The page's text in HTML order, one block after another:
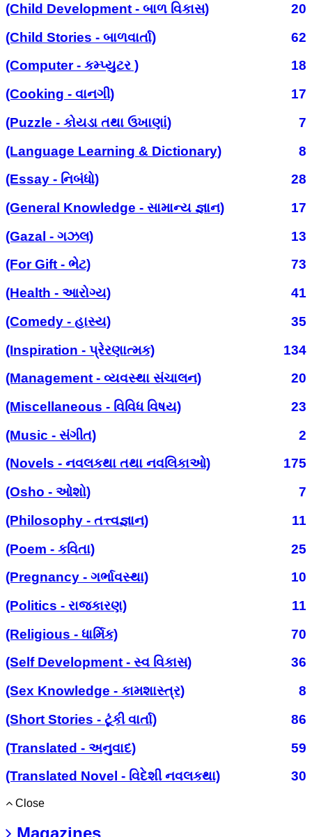
(Child Development - બાળ વિકાસ)
20
(Child Stories - બાળવાર્તા)
62
(Computer - કમ્પ્યુટર )
18
(Cooking - વાનગી)
17
(Puzzle - કોયડા તથા ઉખાણાં)
7
(Language Learning & Dictionary)
8
(Essay - નિબંધો)
28
(General Knowledge - સામાન્ય જ્ઞાન)
17
(Gazal - ગઝલ)
13
(For Gift - ભેટ)
73
(Health - આરોગ્ય)
41
(Comedy - હાસ્ય)
35
(Inspiration - પ્રેરણાત્મક)
134
(Management - વ્યવસ્થા સંચાલન)
20
(Miscellaneous - વિવિધ વિષય)
23
(Music - સંગીત)
2
(Novels - નવલકથા તથા નવલિકાઓ)
175
(Osho - ઓશો)
7
(Philosophy - તત્ત્વજ્ઞાન)
11
(Poem - કવિતા)
25
(Pregnancy - ગર્ભાવસ્થા)
10
(Politics - રાજકારણ)
11
(Religious - ધાર્મિક)
70
(Self Development - સ્વ વિકાસ)
36
(Sex Knowledge - કામશાસ્ત્ર)
8
(Short Stories - ટૂંકી વાર્તા)
86
(Translated - અનુવાદ)
59
(Translated Novel - વિદેશી નવલકથા)
30
Close
Magazines